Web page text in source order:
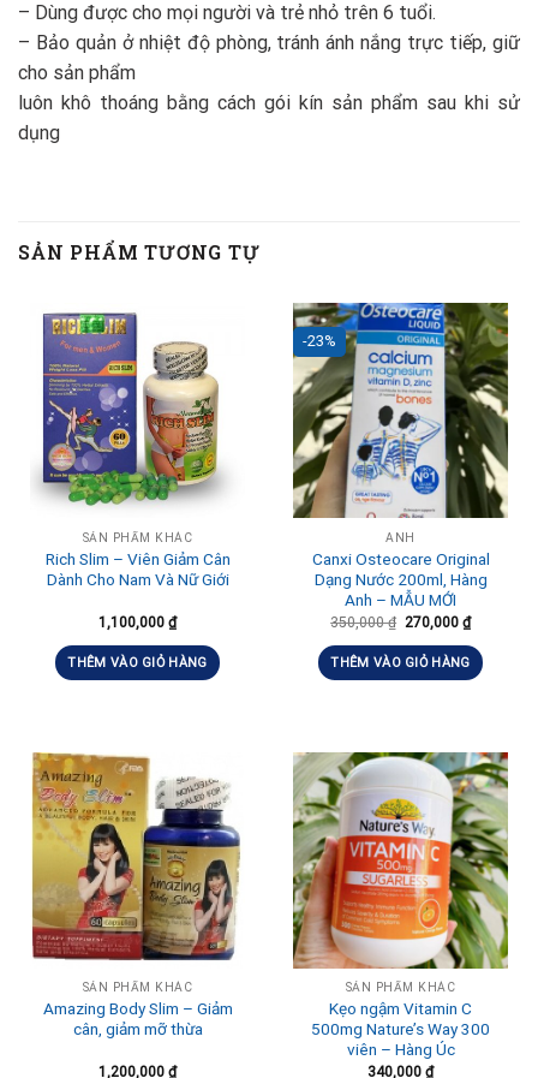
– Dùng được cho mọi người và trẻ nhỏ trên 6 tuổi.
– Bảo quản ở nhiệt độ phòng, tránh ánh nắng trực tiếp, giữ
cho sản phẩm
luôn khô thoáng bằng cách gói kín sản phẩm sau khi sử
dụng
SẢN PHẨM TƯƠNG TỰ
SẢN PHẨM KHÁC
Rich Slim – Viên Giảm Cân
Dành Cho Nam Và Nữ Giới
1,100,000 ₫
THÊM VÀO GIỎ HÀNG
-23%
ANH
Canxi Osteocare Original
Dạng Nước 200ml, Hàng
Anh – MẪU MỚI
350,000₫ 270,000 ₫
THÊM VÀO GIỎ HÀNG
SẢN PHẨM KHÁC
Amazing Body Slim – Giảm
cân, giảm mỡ thừa
1,200,000 ₫
SẢN PHẨM KHÁC
Kẹo ngậm Vitamin C
500mg Nature’s Way 300
viên – Hàng Úc
340,000 ₫